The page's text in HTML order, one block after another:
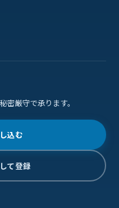
密厳守で承ります。
込む
て登録